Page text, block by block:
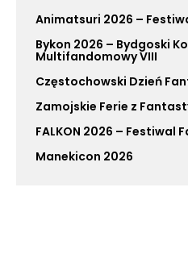
Animatsuri 2026 –
Bykon 2026 – Bydgoski
Multifandomowy VIII
Częstochowski Dzień
Zamojskie Ferie z
FALKON 2026 – Festiwal
Manekicon 2026